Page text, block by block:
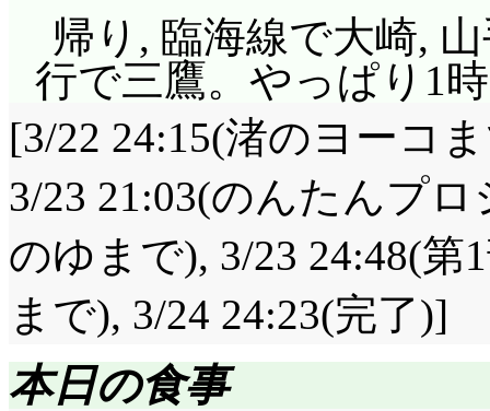
帰り, 臨海線で大崎,
行で三鷹。やっぱり1
[3/22 24:15(渚のヨーコ
3/23 21:03(のんたんプ
のゆまで), 3/23 24:48(第
まで), 3/24 24:23(完了)]
本日の食事